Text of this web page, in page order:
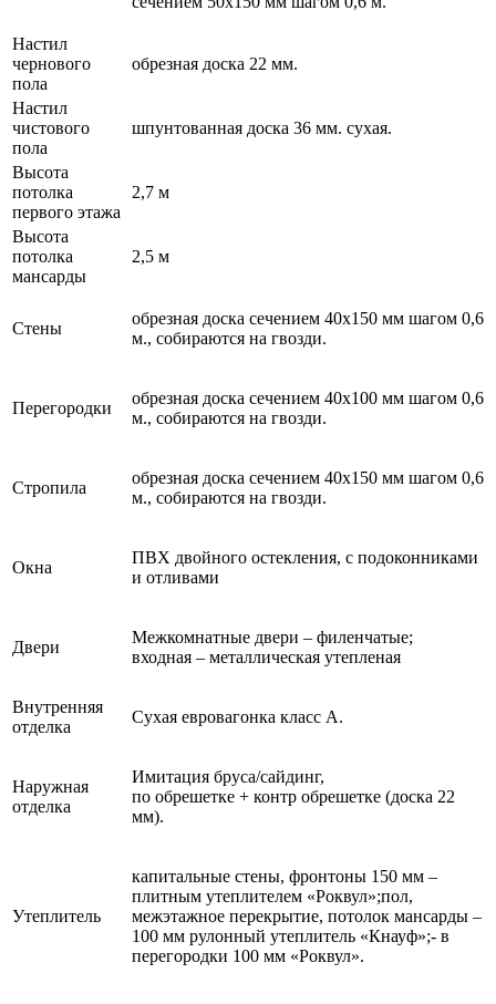
Настил
чернового
пола
обрезная доска 22 мм.
Настил
чистового
пола
шпунтованная доска 36 мм. сухая.
Высота
потолка
первого этажа
2,7 м
Высота
потолка
мансарды
2,5 м
Стены
обрезная доска сечением 40х150 мм шагом 0,6
м., собираются на гвозди.
Перегородки
обрезная доска сечением 40х100 мм шагом 0,6
м., собираются на гвозди.
Стропила
обрезная доска сечением 40х150 мм шагом 0,6
м., собираются на гвозди.
Окна
ПВХ двойного остекления, с подоконниками
и отливами
Двери
Межкомнатные двери – филенчатые;
входная – металлическая утепленая
Внутренняя
отделка
Сухая евровагонка класс А.
Наружная
отделка
Имитация бруса/сайдинг,
по обрешетке + контр обрешетке (доска 22
мм).
Утеплитель
капитальные стены, фронтоны 150 мм –
плитным утеплителем «Роквул»;пол,
межэтажное перекрытие, потолок мансарды –
100 мм рулонный утеплитель «Кнауф»;- в
перегородки 100 мм «Роквул».